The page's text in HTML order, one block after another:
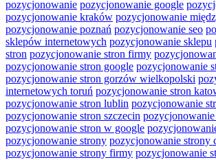
pozycjonowanie pozycjonowanie google
pozycjonowanie kraków pozycjonowanie
pozycjonowanie poznań pozycjonowanie seo
sklepów internetowych pozycjonowanie sklepu
stron pozycjonowanie stron firmy
pozycjonowanie stron google pozycjonowanie
pozycjonowanie stron gorzów wielkopolski
internetowych toruń pozycjonowanie stron
pozycjonowanie stron lublin pozycjonowanie
pozycjonowanie stron szczecin
pozycjonowanie stron w google
pozycjonowanie strony pozycjonowanie strony
pozycjonowanie strony firmy pozycjonowanie